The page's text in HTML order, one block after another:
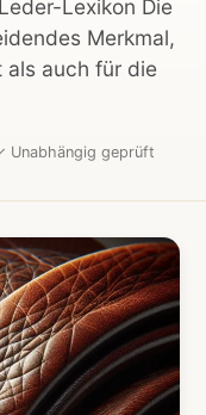
Lexikon Die
Merkmal,
als auch für die
Unabhängig geprüft